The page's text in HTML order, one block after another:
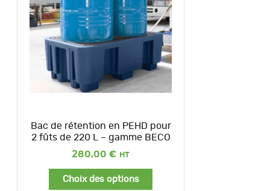
Bac de rétention en PEHD pour
2 fûts de 220 L – gamme BECO
280,00 €
Choix des options